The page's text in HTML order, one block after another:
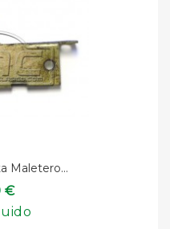
Maletero...
€